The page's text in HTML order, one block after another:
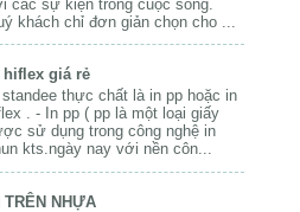
các sự kiện trong cuộc sống.
khách chỉ đơn giản chọn cho ...
hiflex giá rẻ
standee thực chất là in pp hoặc in
. - In pp ( pp là một loại giấy
sử dụng trong công nghệ in
kts.ngày nay với nền côn...
TRÊN NHỰA